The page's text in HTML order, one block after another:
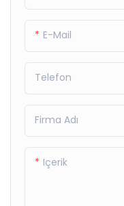
E-Mail
Telefon
Firma Adı
Içerik